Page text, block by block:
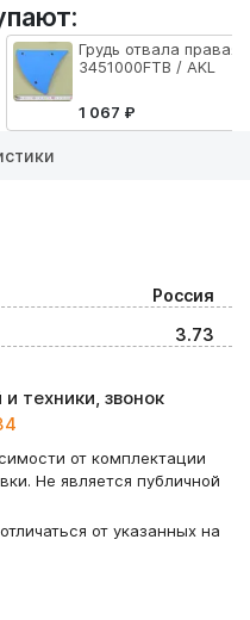
Грудь отвала правая
3451000FTB / AKL
1 067 ₽
Россия
3.73
техники, звонок
от комплектации
Не является публичной
от указанных на